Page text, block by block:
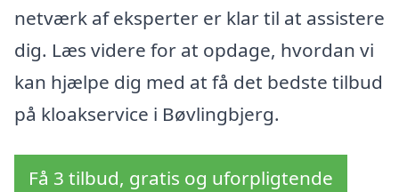
netværk af eksperter er klar til at assistere
dig. Læs videre for at opdage, hvordan vi
kan hjælpe dig med at få det bedste tilbud
på kloakservice i Bøvlingbjerg.
Få 3 tilbud, gratis og uforpligtende